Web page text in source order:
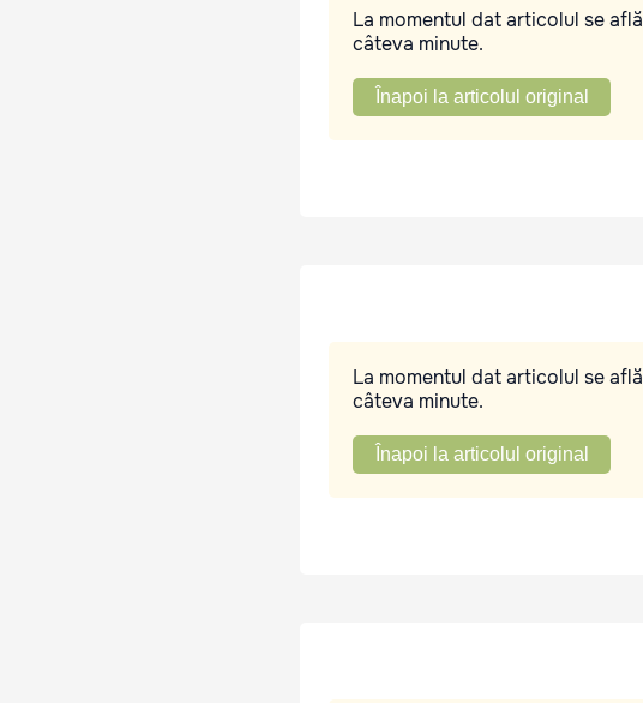
La momentul dat articolul se
câteva minute.
Înapoi la articolul original
La momentul dat articolul se
câteva minute.
Înapoi la articolul original